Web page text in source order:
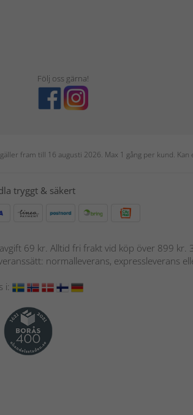
Följ oss gärna!
fram till 16 augusti 2026. Max 1 gång per kund.
tryggt & säkert
69 kr. Alltid fri frakt vid köp över 899 kr.
normalleverans, expressleverans
i: